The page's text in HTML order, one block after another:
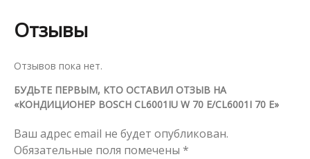
Отзывы
Отзывов пока нет.
БУДЬТЕ ПЕРВЫМ, КТО ОСТАВИЛ ОТЗЫВ НА
«КОНДИЦИОНЕР BOSCH CL6001IU W 70 E/CL6001I 70 E»
Ваш адрес email не будет опубликован.
Обязательные поля помечены *